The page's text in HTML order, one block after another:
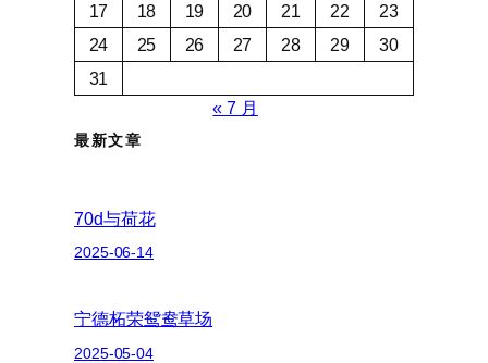
17
18 19 20 21 22
23
24
25 26 27 28 29
30
31
« 7 月
最新文章
70d与荷花
2025-06-14
宁德柘荣鸳鸯草场
2025-05-04